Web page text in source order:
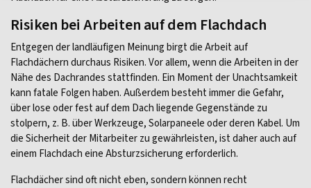
Risiken bei Arbeiten auf dem Flachdach
Entgegen der landläufigen Meinung birgt die Arbeit auf
Flachdächern durchaus Risiken. Vor allem, wenn die Arbeiten in der
Nähe des Dachrandes stattfinden. Ein Moment der Unachtsamkeit
kann fatale Folgen haben. Außerdem besteht immer die Gefahr,
über lose oder fest auf dem Dach liegende Gegenstände zu
stolpern, z. B. über Werkzeuge, Solarpaneele oder deren Kabel. Um
die Sicherheit der Mitarbeiter zu gewährleisten, ist daher auch auf
einem Flachdach eine Absturzsicherung erforderlich.
Flachdächer sind oft nicht eben, sondern können recht